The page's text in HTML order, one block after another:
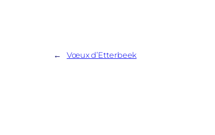
← Vœux d’Etterbeek